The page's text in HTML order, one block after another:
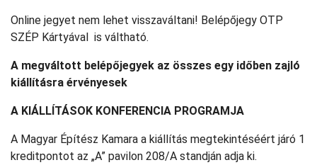
Online jegyet nem lehet visszaváltani! Belépőjegy OTP
SZÉP Kártyával is váltható.
A megváltott belépőjegyek az összes egy időben zajló
kiállításra érvényesek
A KIÁLLÍTÁSOK KONFERENCIA PROGRAMJA
A Magyar Építész Kamara a kiállítás megtekintéséért járó 1
kreditpontot az „A” pavilon 208/A standján adja ki.